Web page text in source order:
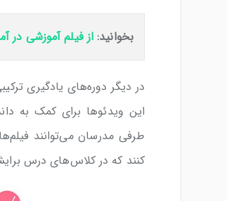
بخوانید: از فیلم آموزشی در
در دیگر دوره‌های یادگیری
این ویدئوها برای کمک به
طرفی مدرسان می‌توانند
کنند که در کلاس‌های درس